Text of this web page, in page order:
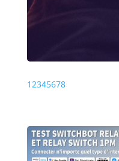
12345678